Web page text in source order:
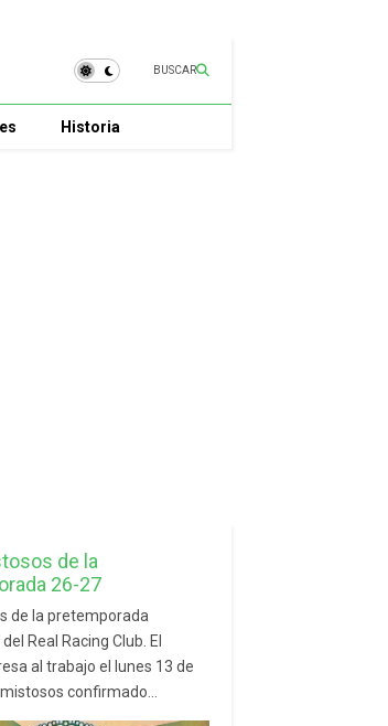
BUSCAR
Historia
de la
26-27
de la pretemporada
Real Racing Club. El
al trabajo el lunes 13 de
confirmado...